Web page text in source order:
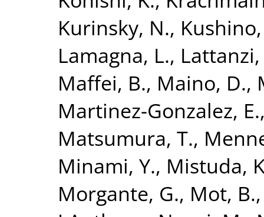
Kurinsky, N.,
Lamagna, L.,
Maffei, B., Maino, D.,
Martinez-Gonzalez, E.
Matsumura, T.,
Minami, Y., Mistuda,
Morgante, G., Mot, B.